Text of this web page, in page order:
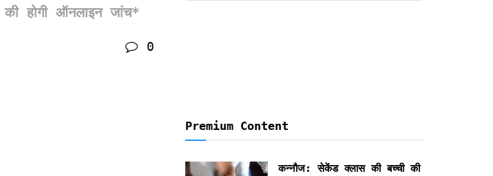
होगी ऑनलाइन जांच*
0
Premium Content
कन्नौज: सेकेंड क्लास की बच्ची की